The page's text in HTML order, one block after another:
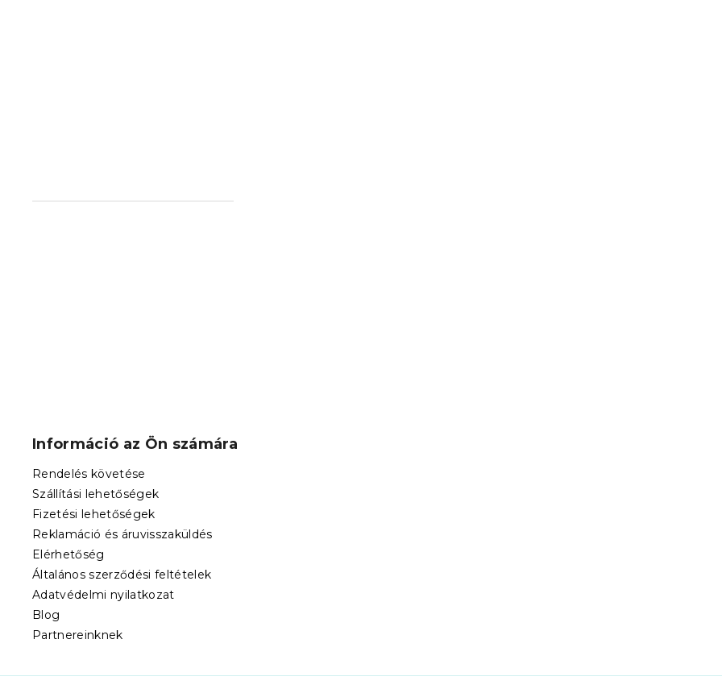
Információ az Ön számára
Rendelés követése
Szállítási lehetőségek
Fizetési lehetőségek
Reklamáció és áruvisszaküldés
Elérhetőség
Általános szerződési feltételek
Adatvédelmi nyilatkozat
Blog
Partnereinknek